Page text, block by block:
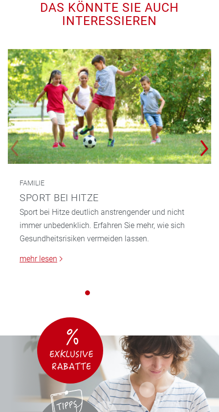
DAS KÖNNTE SIE AUCH
INTERESSIEREN
FAMILIE
SPORT BEI HITZE
Sport bei Hitze deutlich anstrengender und nicht
immer unbedenklich. Erfahren Sie mehr, wie sich
Gesundheitsrisiken vermeiden lassen.
mehr lesen